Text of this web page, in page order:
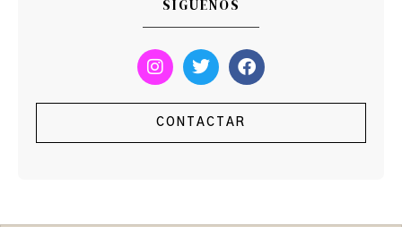
SÍGUENOS
I
n
t
a
g
T
w
t
t
e
F
a
e
o
CONTACTAR